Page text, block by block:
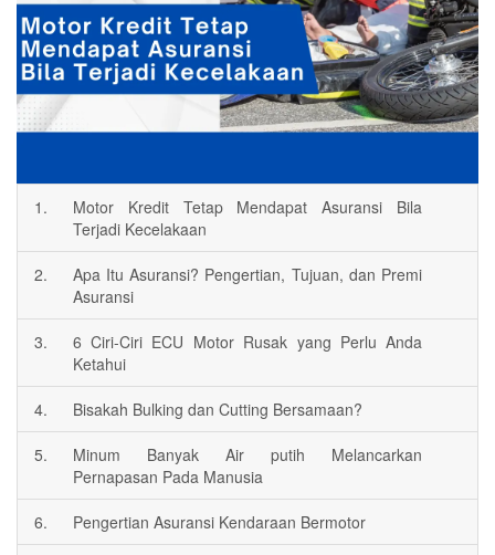
1.
Motor Kredit Tetap Mendapat Asuransi Bila
Terjadi Kecelakaan
2.
Apa Itu Asuransi? Pengertian, Tujuan, dan Premi
Asuransi
3.
6 Ciri-Ciri ECU Motor Rusak yang Perlu Anda
Ketahui
4. Bisakah Bulking dan Cutting Bersamaan?
5.
Minum Banyak Air putih Melancarkan
Pernapasan Pada Manusia
6. Pengertian Asuransi Kendaraan Bermotor